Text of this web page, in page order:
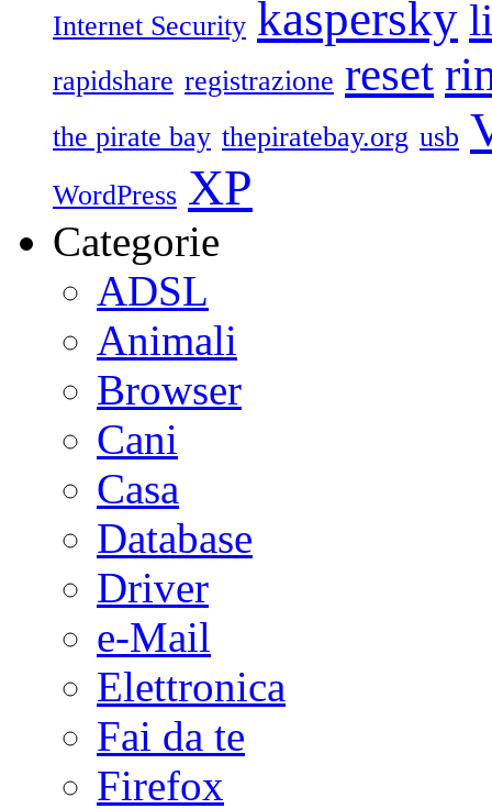
Internet Security kaspersky
rapidshare registrazione reset
the pirate bay thepiratebay.org usb
WordPress XP
Categorie
ADSL
Animali
Browser
Cani
Casa
Database
Driver
e-Mail
Elettronica
Fai da te
Firefox